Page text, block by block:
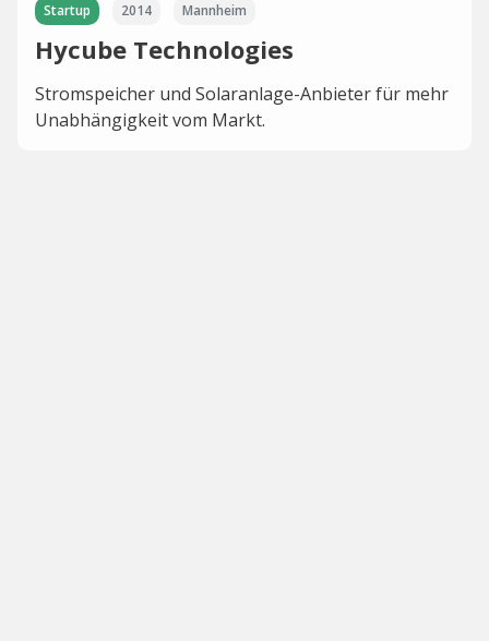
Startup 2014 Mannheim
Hycube Technologies
Stromspeicher und Solaranlage-Anbieter für mehr
Unabhängigkeit vom Markt.